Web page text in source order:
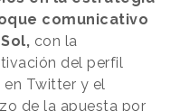
comunicativo
con la
del perfil
en Twitter y el
de la apuesta por